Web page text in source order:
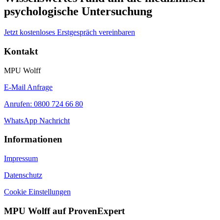
psychologische Untersuchung
Jetzt kostenloses Erstgespräch vereinbaren
Kontakt
MPU Wolff
E-Mail Anfrage
Anrufen: 0800 724 66 80
WhatsApp Nachricht
Informationen
Impressum
Datenschutz
Cookie Einstellungen
MPU Wolff auf ProvenExpert